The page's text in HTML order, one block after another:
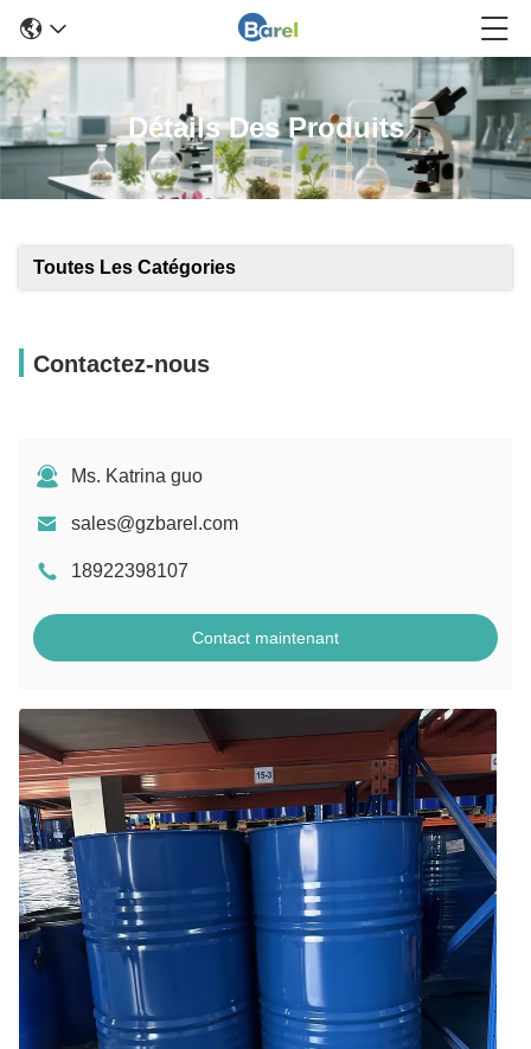
Détails Des Produits
Toutes Les Catégories
Contactez-nous
Ms. Katrina guo
sales@gzbarel.com
18922398107
Contact maintenant